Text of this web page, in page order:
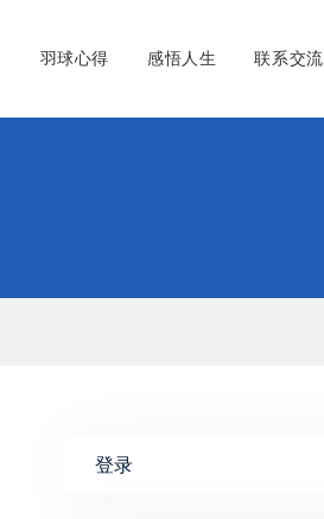
羽球心得 感悟人生 联系交流
登录